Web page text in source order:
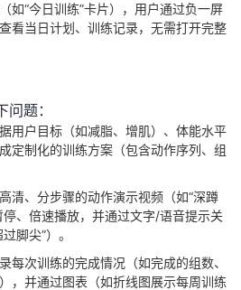
如“今日训练”卡片），用户通过负一屏
看当日计划、训练记录，无需打开完整
题：
用户目标（如减脂、增肌）、体能水平
定制化的训练方案（包含动作序列、组
清、分步骤的动作演示视频（如“深蹲
停、倍速播放，并通过文字/语音提示关
脚尖”）。
每次训练的完成情况（如完成的组数、
，并通过图表（如折线图展示每周训练